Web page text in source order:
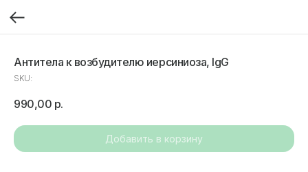
Антитела к возбудителю иерсиниоза, IgG
SKU:
990,00 р.
Добавить в корзину